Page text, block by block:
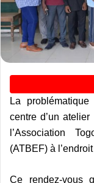
La
centre d’un
l’Association
(ATBEF) à
Ce rendez-vous